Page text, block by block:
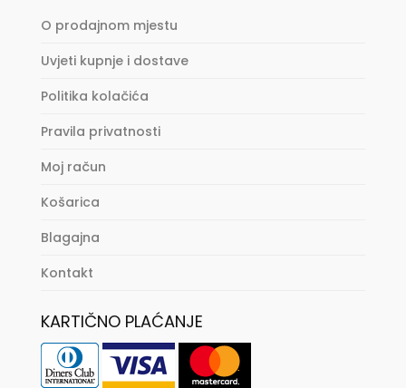
O prodajnom mjestu
Uvjeti kupnje i dostave
Politika kolačića
Pravila privatnosti
Moj račun
Košarica
Blagajna
Kontakt
KARTIČNO PLAĆANJE